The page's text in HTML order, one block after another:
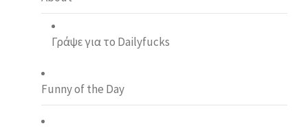
Γράψε για το Dailyfucks
Funny of the Day